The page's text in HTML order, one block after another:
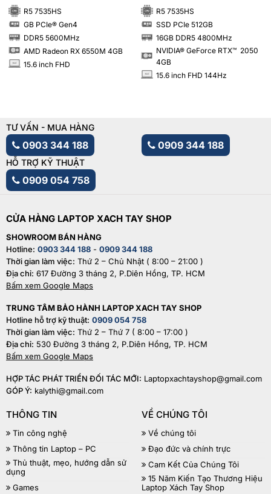
R5 7535HS
SSD GB PCIe® Gen4
DDR5 5600MHz
AMD Radeon RX 6550M 4GB
INCH 15.6 inch FHD
R5 7535HS
SSD SSD PCIe 512GB
16GB DDR5 4800MHz
NVIDIA® GeForce RTX™ 2050
4GB
INCH 15.6 inch FHD 144Hz
TƯ VẤN - MUA HÀNG
0903 344 188 0909 344 188
HỖ TRỢ KỸ THUẬT
0909 054 758
CỬA HÀNG LAPTOP XACH TAY SHOP
SHOWROOM BÁN HÀNG
Hotline: 0903 344 188 - 0909 344 188
Thời gian làm việc: Thứ 2 – Chủ Nhật ( 8:00 – 21:00 )
Địa chỉ: 617 Đường 3 tháng 2, P.Diên Hồng, TP. HCM
Bấm xem Google Maps
TRUNG TÂM BẢO HÀNH LAPTOP XACH TAY SHOP
Hotline hỗ trợ kỹ thuật: 0909 054 758
Thời gian làm việc: Thứ 2 – Thứ 7 ( 8:00 – 17:00 )
Địa chỉ: 530 Đường 3 tháng 2, P.Diên Hồng, TP. HCM
Bấm xem Google Maps
HỢP TÁC PHÁT TRIỂN ĐỐI TÁC MỚI: Laptopxachtayshop@gmail.com
GÓP Ý: kalythi@gmail.com
THÔNG TIN
Tin công nghệ
Thông tin Laptop – PC
Thủ thuật, mẹo, hướng dẫn sử
dụng
Games
VỀ CHÚNG TÔI
Về chúng tôi
Đạo đức và chính trực
Cam Kết Của Chúng Tôi
15 Năm Kiến Tạo Thương Hiệu
Laptop Xách Tay Shop